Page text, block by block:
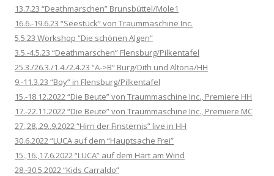
13.7.23 “Deathmarschen” Brunsbüttel/Mole1
16.6.-19.6.23 “Seestück” von Traummaschine Inc.
5.5.23 Workshop “Die schönen Algen”
3.5.-4.5.23 “Deathmarschen” Flensburg/Pilkentafel
25.3./26.3./1.4./2.4.23 “A->B” Burg/Dith und Altona/HH
9.-11.3.23 “Boy” in Flensburg/Pilkentafel
15.-18.12.2022 “Die Beute” von Traummaschine Inc., Premiere HH
17.-22.11.2022 “Die Beute” von Traummaschine Inc., Premiere MC
27.,28.,29..9.2022 “Hirn der Finsternis” live in HH
30.6.2022 “LUCA auf dem “Hauptsache Frei”
15.,16.,17.6.2022 “LUCA” auf dem Hart am Wind
28.-30.5.2022 “Kids Carraldo”